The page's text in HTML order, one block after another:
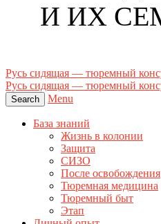
И ИХ
Русь сидящая — тюремный
Русь сидящая — тюремный
Search Menu
База знаний
Жизнь в колонии
Защита
СИЗО
После освобождения
Тюремная медицина
Тюремный быт
Этап